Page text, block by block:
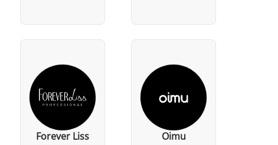
Forever Liss Oimu